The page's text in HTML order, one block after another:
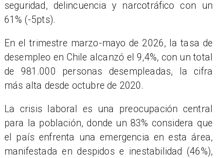
seguridad, delincuencia y narcotráfico con un
61% (-5pts).
En el trimestre marzo-mayo de 2026, la tasa de
desempleo en Chile alcanzó el 9,4%, con un total
de 981.000 personas desempleadas, la cifra
más alta desde octubre de 2020.
La crisis laboral es una preocupación central
para la población, donde un 83% considera que
el país enfrenta una emergencia en esta área,
manifestada en despidos e inestabilidad (46%),